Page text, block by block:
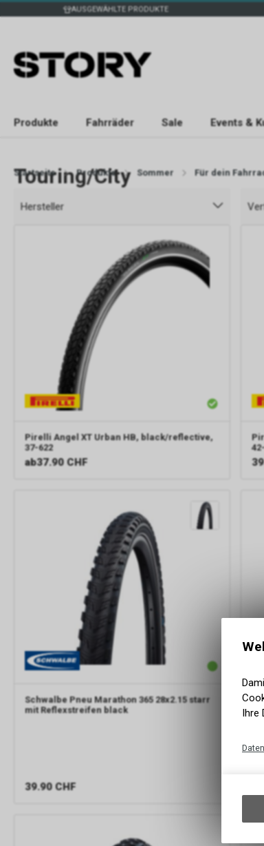
AUSGEWÄHLTE PRODUKTE
Produkte Fahrräder Sale Events &
Startseite Produkte Sommer Für dein
Touring/City
Hersteller
Pirelli Angel XT Urban HB, black/reflective,
37-622
ab37.90 CHF
Schwalbe Pneu Marathon 365 28x2.15 starr
mit Reflexstreifen black
39.90 CHF
Ihre